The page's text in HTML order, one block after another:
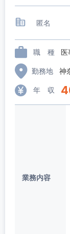
匿名
職 種 医
勤務地 神
年 収
業務内容